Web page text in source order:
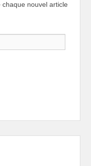
nouvel article